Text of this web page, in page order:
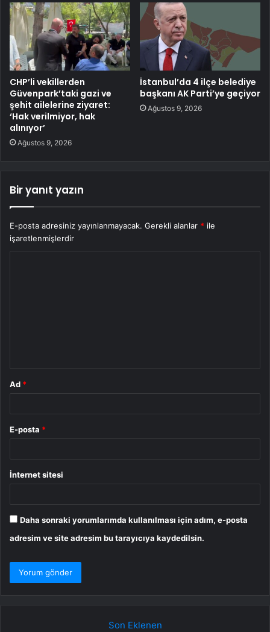
CHP’li vekillerden
Güvenpark’taki gazi ve
şehit ailelerine ziyaret:
‘Hak verilmiyor, hak
alınıyor’
Ağustos 9, 2026
İstanbul’da 4 ilçe belediye
başkanı AK Parti’ye geçiyor
Ağustos 9, 2026
Bir yanıt yazın
E-posta adresiniz yayınlanmayacak. Gerekli alanlar * ile
işaretlenmişlerdir
Ad *
E-posta *
İnternet sitesi
Daha sonraki yorumlarımda kullanılması için adım, e-posta
adresim ve site adresim bu tarayıcıya kaydedilsin.
Son Eklenen